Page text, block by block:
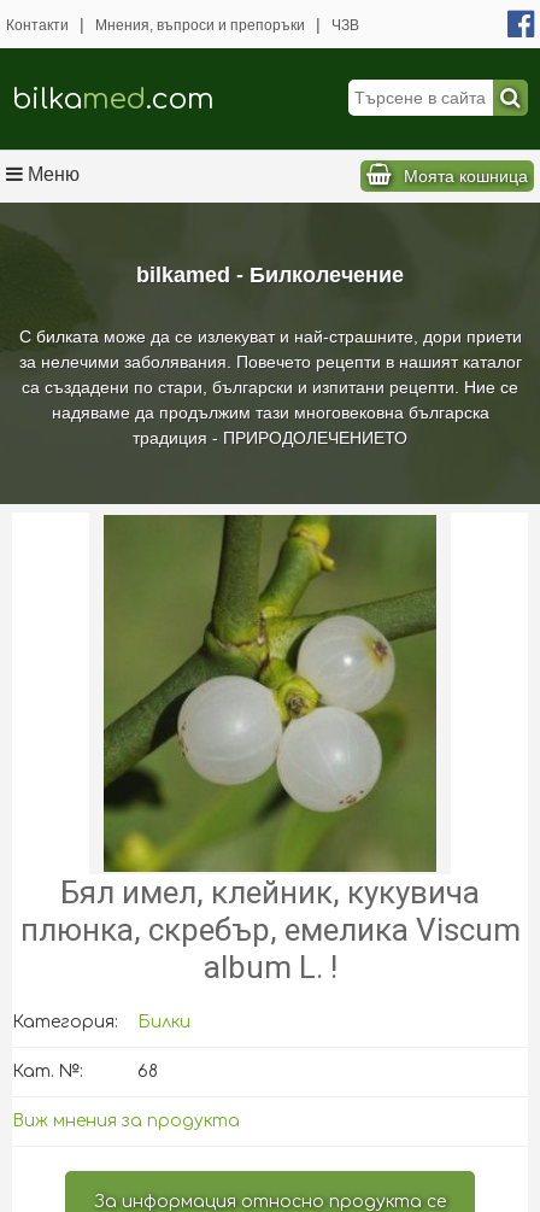
bilkamed - Билколечение
С билката може да се излекуват и най-страшните, дори приети
за нелечими заболявания. Повечето рецепти в нашият каталог
са създадени по стари, български и изпитани рецепти. Ние се
надяваме да продължим тази многовековна българска
традиция - ПРИРОДОЛЕЧЕНИЕТО
Контакти | Мнения, въпроси и препоръки | ЧЗВ
bilkamed.com
Меню Моята кошница
Бял имел, клейник, кукувича
плюнка, скребър, емелика Viscum
album L. !
Категория: Билки
Кат. №: 68
Виж мнения за продукта
За информация относно продукта се